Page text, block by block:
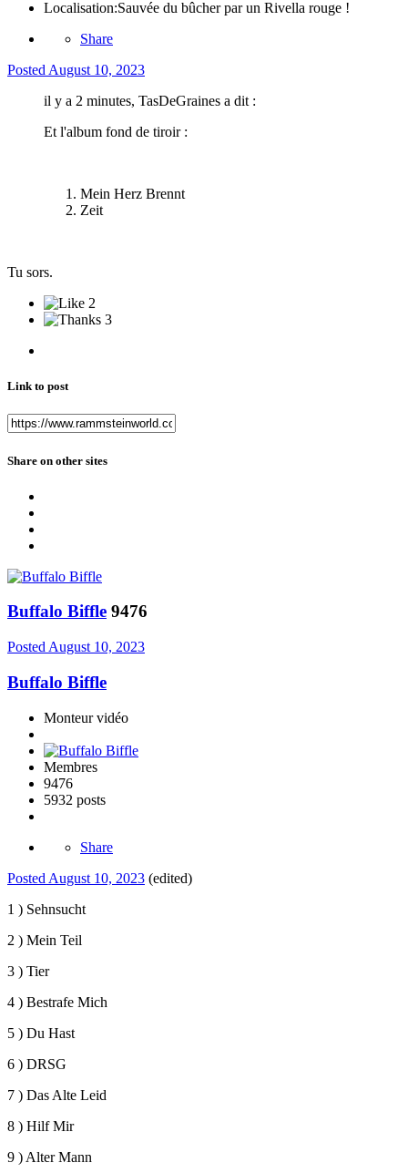
Localisation:Sauvée du bûcher par un Rivella rouge !
Share
Posted August 10, 2023
il y a 2 minutes, TasDeGraines a dit :
Et l'album fond de tiroir :
Mein Herz Brennt
Zeit
Tu sors.
2
3
Link to post
Share on other sites
Buffalo Biffle 9476
Posted August 10, 2023
Buffalo Biffle
Monteur vidéo
Membres
9476
5932 posts
Share
Posted August 10, 2023 (edited)
1 ) Sehnsucht
2 ) Mein Teil
3 ) Tier
4 ) Bestrafe Mich
5 ) Du Hast
6 ) DRSG
7 ) Das Alte Leid
8 ) Hilf Mir
9 ) Alter Mann